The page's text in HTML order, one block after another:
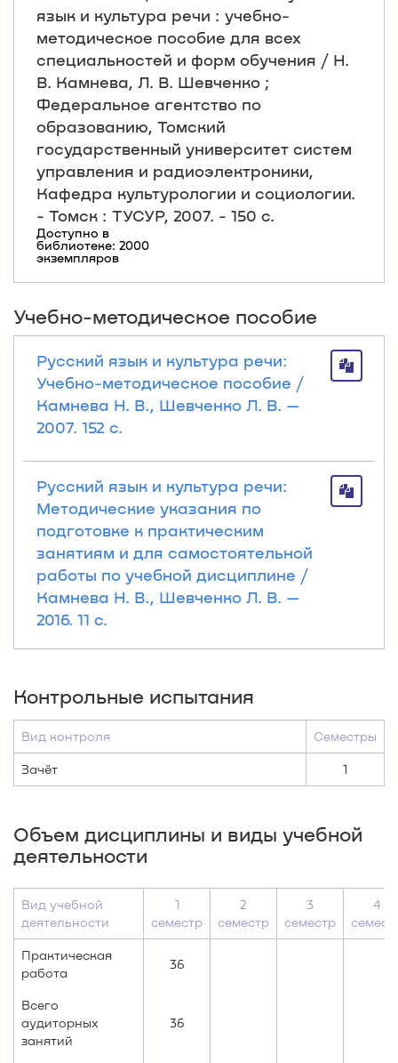
язык и культура речи : учебно-
методическое пособие для всех
специальностей и форм обучения / Н.
В. Камнева, Л. В. Шевченко ;
Федеральное агентство по
образованию, Томский
государственный университет систем
управления и радиоэлектроники,
Кафедра культурологии и социологии.
- Томск : ТУСУР, 2007. - 150 с.
Доступно в
библиотеке: 2000
экземпляров
Учебно-методическое пособие
Русский язык и культура речи:
Учебно-методическое пособие /
Камнева Н. В., Шевченко Л. В. —
2007. 152 с.
Русский язык и культура речи:
Методические указания по
подготовке к практическим
занятиям и для самостоятельной
работы по учебной дисциплине /
Камнева Н. В., Шевченко Л. В. —
2016. 11 с.
Контрольные испытания
Вид контроля Семестры
Зачёт 1
Объем дисциплины и виды учебной
деятельности
Вид учебной
деятельности
1
семестр
2
семестр
3
семестр
4
Практическая
работа
36
Всего
аудиторных
занятий
36